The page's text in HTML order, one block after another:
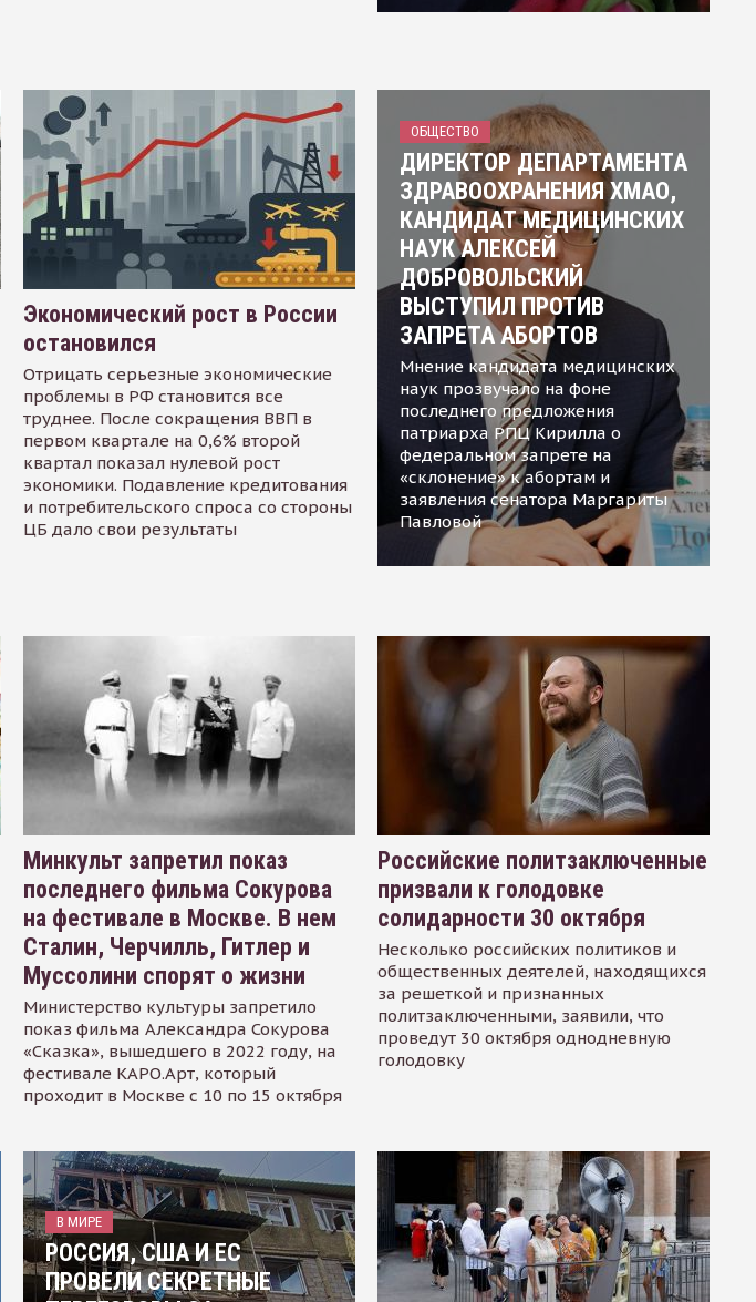
Экономический рост в России
остановился
Отрицать серьезные экономические
проблемы в РФ становится все
труднее. После сокращения ВВП в
первом квартале на 0,6% второй
квартал показал нулевой рост
экономики. Подавление кредитования
и потребительского спроса со стороны
ЦБ дало свои результаты
ОБЩЕСТВО
ДИРЕКТОР ДЕПАРТАМЕНТА
ЗДРАВООХРАНЕНИЯ ХМАО,
КАНДИДАТ МЕДИЦИНСКИХ
НАУК АЛЕКСЕЙ
ДОБРОВОЛЬСКИЙ
ВЫСТУПИЛ ПРОТИВ
ЗАПРЕТА АБОРТОВ
Мнение кандидата медицинских
наук прозвучало на фоне
последнего предложения
патриарха РПЦ Кирилла о
федеральном запрете на
«склонение» к абортам и
заявления сенатора Маргариты
Павловой
Минкульт запретил показ
последнего фильма Сокурова
на фестивале в Москве. В нем
Сталин, Черчилль, Гитлер и
Муссолини спорят о жизни
Министерство культуры запретило
показ фильма Александра Сокурова
«Сказка», вышедшего в 2022 году, на
фестивале КАРО.Арт, который
проходит в Москве с 10 по 15 октября
Российские политзаключенные
призвали к голодовке
солидарности 30 октября
Несколько российских политиков и
общественных деятелей, находящихся
за решеткой и признанных
политзаключенными, заявили, что
проведут 30 октября однодневную
голодовку
В МИРЕ
РОССИЯ, США И ЕС
ПРОВЕЛИ СЕКРЕТНЫЕ